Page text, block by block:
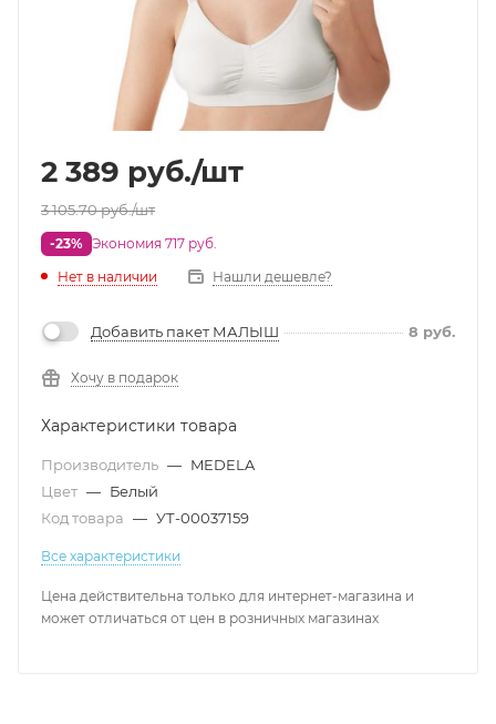
2 389 руб./шт
3 105.70руб./шт
-23% Экономия 717 руб.
Нет в наличии
Нашли дешевле?
Добавить пакет МАЛЫШ 8 руб.
Хочу в подарок
Характеристики товара
Производитель — MEDELA
Цвет — Белый
Код товара — УТ-00037159
Все характеристики
Цена действительна только для интернет-магазина и
может отличаться от цен в розничных магазинах